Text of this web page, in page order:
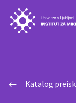
# Katalog